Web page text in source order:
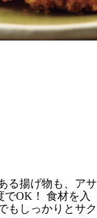
る揚げ物も、アサ
でOK！ 食材を入
もしっかりとサク